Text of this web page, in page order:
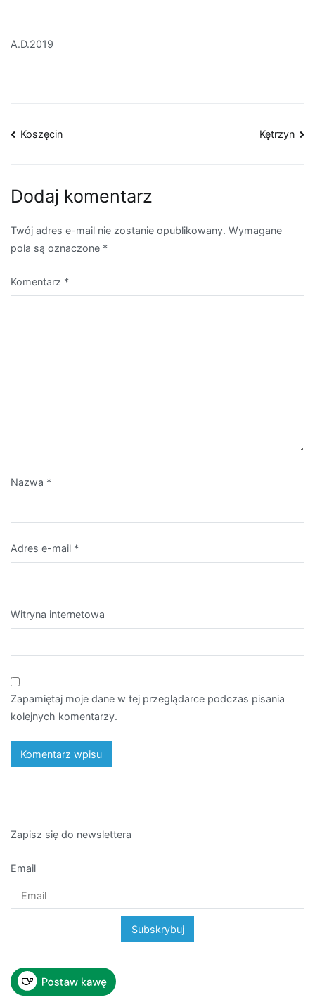
A.D.2019
Nawigacja
Koszęcin Kętrzyn
Dodaj komentarz
Twój adres e-mail nie zostanie opublikowany. Wymagane
pola są oznaczone *
Komentarz *
Nazwa *
Adres e-mail *
Witryna internetowa
Zapamiętaj moje dane w tej przeglądarce podczas pisania
kolejnych komentarzy.
Zapisz się do newslettera
Email